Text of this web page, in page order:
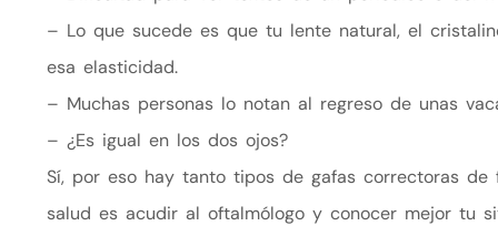
– Lo que sucede es que tu lente natural, el
esa elasticidad.
– Muchas personas lo notan al regreso de unas
– ¿Es igual en los dos ojos?
Sí, por eso hay tanto tipos de gafas correctoras
salud es acudir al oftalmólogo y conocer mejor tu